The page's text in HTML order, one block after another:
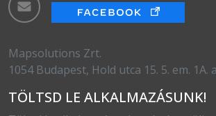
Mapsolutions Zrt.
1054 Budapest, Hold utca 15. 5. em. 1A.
TÖLTSD LE ALKALMAZÁSUNK!